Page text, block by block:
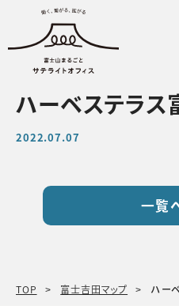
ハーベステラス
2022.07.07
一覧
TOP 富士吉田マップ ハー